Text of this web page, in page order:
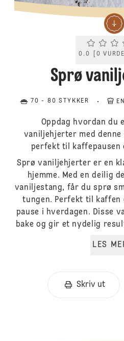
0.0 0
Sprø
70 - 80 STYKKER
Oppdag hvordan du
vaniljehjerter med
perfekt til kaffepausen
Sprø vaniljehjerter er en
hjemme. Med en deilig
vaniljestang, får du sprø
tungen. Perfekt til kaffen
pause i hverdagen. Disse
bake og gir et nydelig
Skriv ut